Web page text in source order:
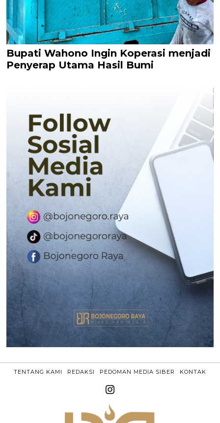
Bupati Wahono Ingin Koperasi menjadi
Penyerap Utama Hasil Bumi
TENTANG KAMI REDAKSI PEDOMAN MEDIA SIBER KONTAK